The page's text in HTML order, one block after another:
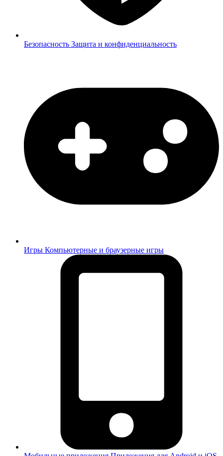
Безопасность Защита и конфиденциальность
Игры Компьютерные и браузерные игры